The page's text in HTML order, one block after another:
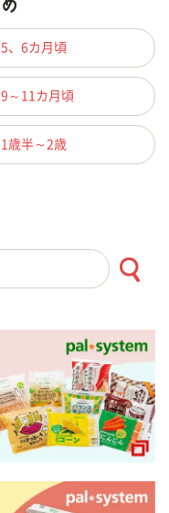
5、6カ月頃
9～11カ月頃
1歳半～2歳